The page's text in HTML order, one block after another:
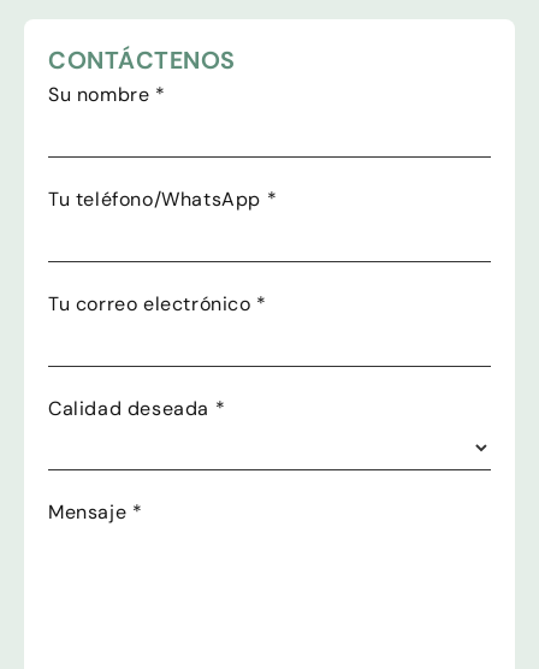
CONTÁCTENOS
Su nombre *
Tu teléfono/WhatsApp *
Tu correo electrónico *
Calidad deseada *
Mensaje *